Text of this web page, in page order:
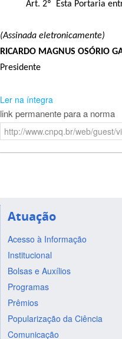
Art. 2º Esta Portaria entra
(Assinada eletronicamente)
RICARDO MAGNUS OSÓRIO
Presidente
Ler na íntegra
link permanente para a norma
Atuação
Acesso à Informação
Institucional
Bolsas e Auxílios
Programas
Prêmios
Popularização da Ciência
Comunicação